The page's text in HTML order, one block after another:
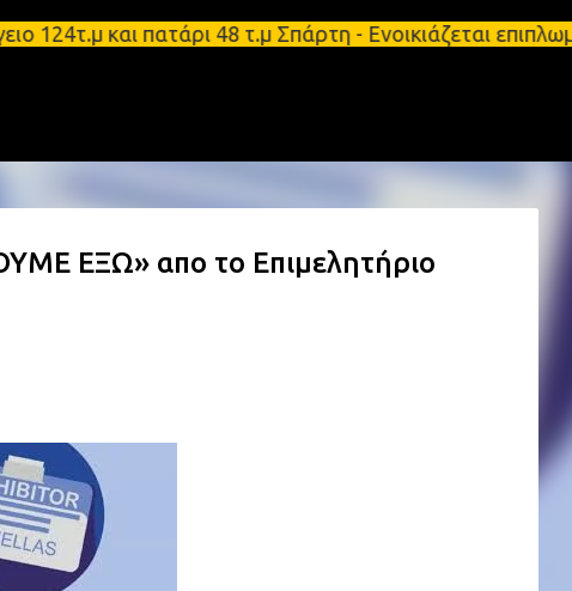
Μετάβαση στο κύριο περιεχόμενο
και πατάρι 48 τ.μ Σπάρτη - Ενοικιάζεται
ΕΞΩ» απο το Επιμελητήριο